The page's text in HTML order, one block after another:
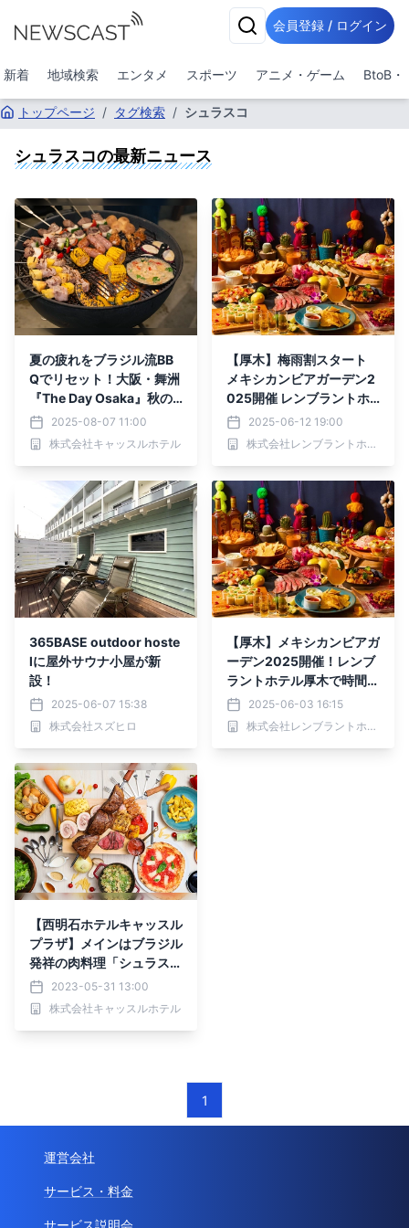
会員登録 / ログイン
新着 地域検索 エンタメ スポーツ アニメ・ゲーム BtoB・
トップページ / タグ検索 / シュラスコ
シュラスコの最新ニュース
夏の疲れをブラジル流BB
Qでリセット！大阪・舞洲
『The Day Osaka』秋の
特別宿泊プラン 9/1～11/3
0
2025-08-07 11:00
株式会社キャッスルホテル
【厚木】梅雨割スタート
メキシカンビアガーデン2
025開催 レンブラントホ
テル厚木で食べ飲み放題
2025-06-12 19:00
株式会社レンブラントホテルマネジメント
365BASE outdoor hoste
lに屋外サウナ小屋が新
設！
2025-06-07 15:38
株式会社スズヒロ
【厚木】メキシカンビアガ
ーデン2025開催！レンブ
ラントホテル厚木で時間無
制限！食べ飲み放題
2025-06-03 16:15
株式会社レンブラントホテルマネジメント
【西明石ホテルキャッスル
プラザ】メインはブラジル
発祥の肉料理「シュラス
コ」！6月に4日間限定の
ランチビュッフェ
2023-05-31 13:00
株式会社キャッスルホテル
1
運営会社
サービス・料金
サービス説明会